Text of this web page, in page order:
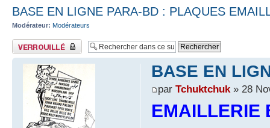
BASE EN LIGNE PARA-BD : PLAQUES
Modérateur: Modérateurs
Sujet verrouillé
BASE EN
par Tchuktchuk» 28
EMAILLERIE